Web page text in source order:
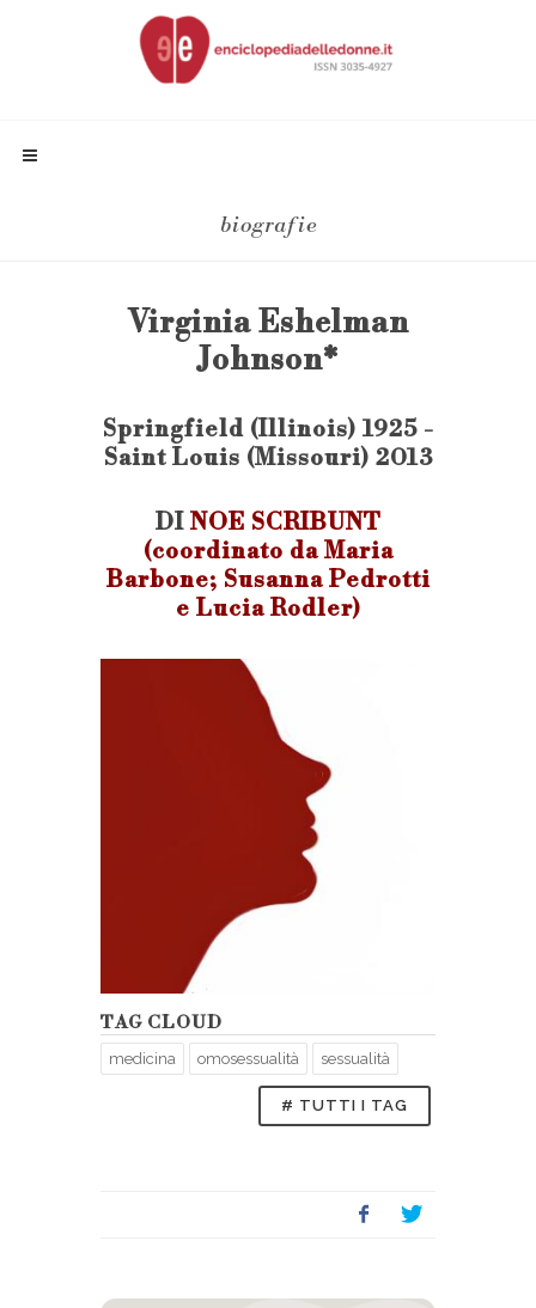
biografie
Virginia Eshelman
Johnson*
Springfield (Illinois) 1925 -
Saint Louis (Missouri) 2013
DI NOE SCRIBUNT
(coordinato da Maria
Barbone; Susanna Pedrotti
e Lucia Rodler)
TAG CLOUD
medicina omosessualità sessualità
# TUTTI I TAG